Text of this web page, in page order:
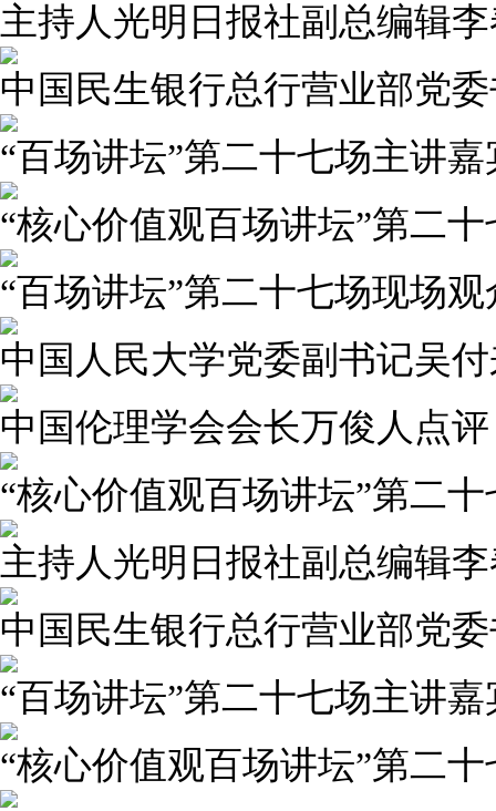
主持人光明日报社副总编辑
中国民生银行总行营业部党
“百场讲坛”第二十七场主讲
“核心价值观百场讲坛”第二
“百场讲坛”第二十七场现场
中国人民大学党委副书记吴
中国伦理学会会长万俊人点评
“核心价值观百场讲坛”第二
主持人光明日报社副总编辑
中国民生银行总行营业部党
“百场讲坛”第二十七场主讲
“核心价值观百场讲坛”第二